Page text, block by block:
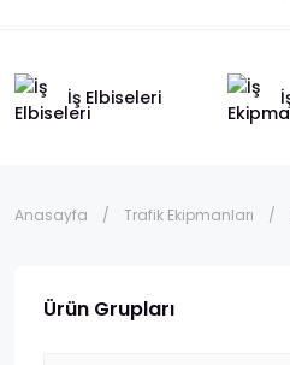
İş Elbiseleri
Anasayfa Trafik Ekipmanları
Ürün Grupları